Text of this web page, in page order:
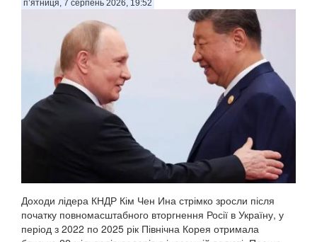
п’ятниця, 7 серпень 2026, 19:52
Доходи лідера КНДР Кім Чен Ина стрімко зросли після
початку повномасштабного вторгнення Росії в Україну, у
період з 2022 по 2025 рік Північна Корея отримала